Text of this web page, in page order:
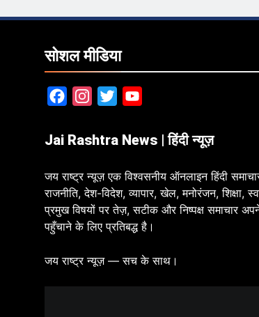
सोशल मीडिया
FacebookInstagram
Twitter
Jai Rashtra News | हिंदी न्यूज़
जय राष्ट्र न्यूज़ एक विश्वसनीय ऑनलाइन हिंदी
राजनीति, देश-विदेश, व्यापार, खेल, मनोरंजन, शिक्षा,
प्रमुख विषयों पर तेज़, सटीक और निष्पक्ष समाचार
पहुँचाने के लिए प्रतिबद्ध है।
जय राष्ट्र न्यूज़ — सच के साथ।